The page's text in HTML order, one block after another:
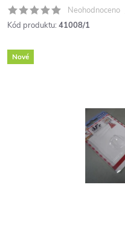
Neohodnoceno
Kód produktu: 41008/1
Nové